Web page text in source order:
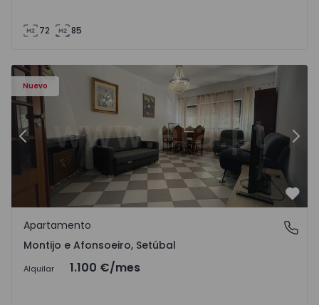
72 85
Nuevo
- 1
Apartamento T2 Montijo, Montijo e Afonsoeiro -
Anterior
Montijo e Afonsoeiro, Setúbal
Apartamento
Montijo e Afonsoeiro, Setúbal
Alquilar 1.100 €/mes